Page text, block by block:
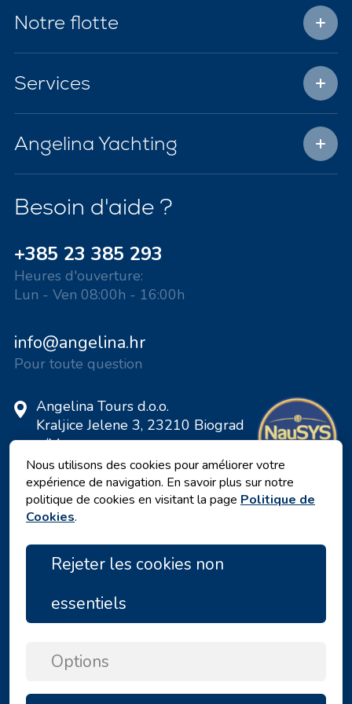
Notre flotte
Services
Angelina Yachting
Besoin d'aide ?
+385 23 385 293
Heures d'ouverture:
Lun - Ven 08:00h - 16:00h
info@angelina.hr
Pour toute question
Angelina Tours d.o.o.
Kraljice Jelene 3, 23210 Biograd
n/M
Croatie
Numéro de TVA: 20598733460
ID: HR-AB-23-060130534, MB:
0650676
Nous utilisons des cookies pour améliorer votre
expérience de navigation. En savoir plus sur notre
politique de cookies en visitant la page Politique de
Cookies.
Rejeter les cookies non
essentiels
Options